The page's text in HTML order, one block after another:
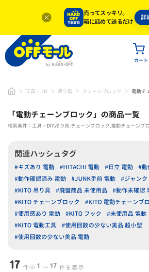
売ってスッキリ。
箱に詰めて送るだけ
詳
カート
工具・DIY 吊り具 チェーンブロック 電動チ
「電動チェーンブロック」 の商品一覧
検索条件：工具・DIY,吊り具,チェーンブロック,電動チェーンブ
関連ハッシュタグ
#キズあり 電動 #HITACHI 電動 #日立 電動
#動
#動作確認済み 電動
#JUNK手前 電動
#ジャンク
#KITO 吊り具
#廃盤商品 未使用品
#動作未確認
#KITO チェーンブロック
#KITO 電動チェーンブ
#使用感あり 電動
#KITO フック #未使用品 電動
#KITO 電動工具
#使用回数の少ない美品 超小型
#使用回数の少ない美品 電動
17 件中 1 〜 17 件を表示